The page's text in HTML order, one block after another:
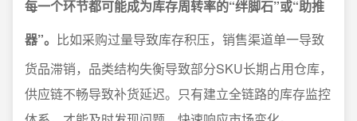
每一个环节都可能成为库存周转率的“绊脚石”或“助推
器”。 比如采购过量导致库存积压，销售渠道单一导致
货品滞销，品类结构失衡导致部分SKU长期占用仓库，
供应链不畅导致补货延迟。只有建立全链路的库存监控